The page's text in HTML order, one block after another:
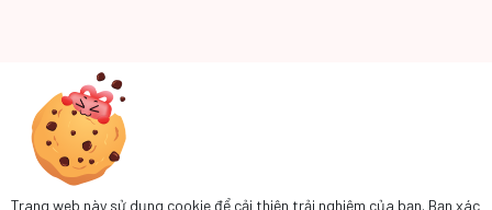
Trang web này sử dụng cookie để cải thiện trải nghiệm của bạn. Bạn xác